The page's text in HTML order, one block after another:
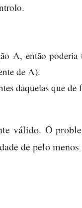
A, então
de A).
daquelas que de
válido. O
de pelo